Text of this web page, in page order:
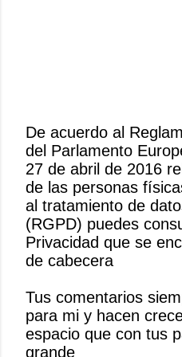
P
u
b
l
i
c
a
u
n
c
De acuerdo al
del Parlamento
27 de abril de 2016
de las personas
al tratamiento de
(RGPD) puedes
Privacidad que se
de cabecera
Tus comentarios
para mi y hacen
espacio que con tus
grande